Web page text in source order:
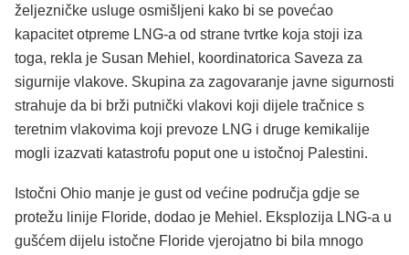
željezničke usluge osmišljeni kako bi se povećao
kapacitet otpreme LNG-a od strane tvrtke koja stoji iza
toga, rekla je Susan Mehiel, koordinatorica Saveza za
sigurnije vlakove. Skupina za zagovaranje javne sigurnosti
strahuje da bi brži putnički vlakovi koji dijele tračnice s
teretnim vlakovima koji prevoze LNG i druge kemikalije
mogli izazvati katastrofu poput one u istočnoj Palestini.
Istočni Ohio manje je gust od većine područja gdje se
protežu linije Floride, dodao je Mehiel. Eksplozija LNG-a u
gušćem dijelu istočne Floride vjerojatno bi bila mnogo